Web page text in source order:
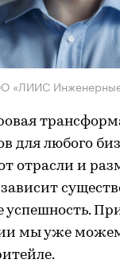
«ЛИИС
для любого
отрасли и
успешность.
мы уже